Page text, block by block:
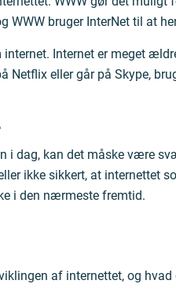
WWW bruger InterNet til at
Internet er meget
Netflix eller går på Skype,
i dag, kan det måske være
ikke sikkert, at internettet
i den nærmeste fremtid.
af internettet, og